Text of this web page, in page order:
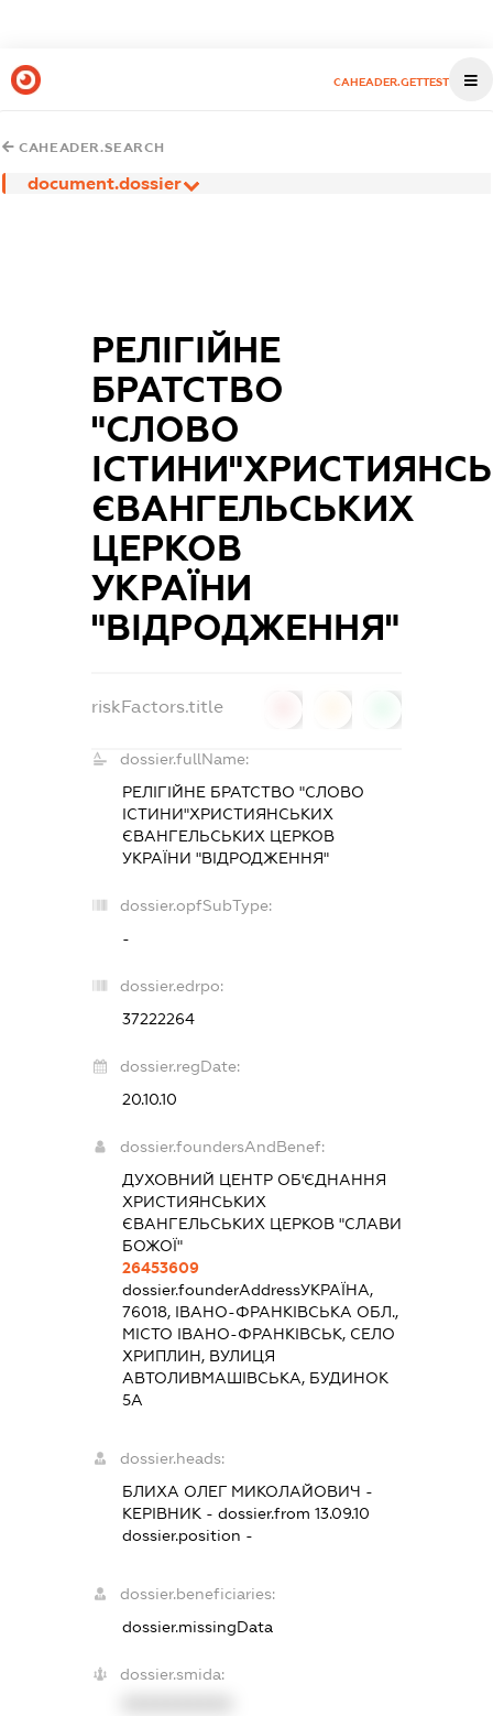
CAHEADER.GETTEST
CAHEADER.SEARCH
document.dossier
РЕЛІГІЙНЕ
БРАТСТВО
"СЛОВО
ЄВАНГЕЛЬСЬКИХ
ЦЕРКОВ
УКРАЇНИ
"ВІДРОДЖЕННЯ"
riskFactors.title
dossier.fullName:
РЕЛІГІЙНЕ БРАТСТВО "СЛОВО
ІСТИНИ"ХРИСТИЯНСЬКИХ
ЄВАНГЕЛЬСЬКИХ ЦЕРКОВ
УКРАЇНИ "ВІДРОДЖЕННЯ"
dossier.opfSubType:
-
dossier.edrpo:
37222264
dossier.regDate:
20.10.10
dossier.foundersAndBenef:
ДУХОВНИЙ ЦЕНТР ОБ'ЄДНАННЯ
ХРИСТИЯНСЬКИХ
ЄВАНГЕЛЬСЬКИХ ЦЕРКОВ "СЛАВИ
БОЖОЇ"
26453609
dossier.founderAddressУКРАЇНА,
76018, ІВАНО-ФРАНКІВСЬКА ОБЛ.,
МІСТО ІВАНО-ФРАНКІВСЬК, СЕЛО
ХРИПЛИН, ВУЛИЦЯ
АВТОЛИВМАШІВСЬКА, БУДИНОК
5А
dossier.heads:
БЛИХА ОЛЕГ МИКОЛАЙОВИЧ -
КЕРІВНИК - dossier.from 13.09.10
dossier.position -
dossier.beneficiaries:
dossier.missingData
dossier.smida: